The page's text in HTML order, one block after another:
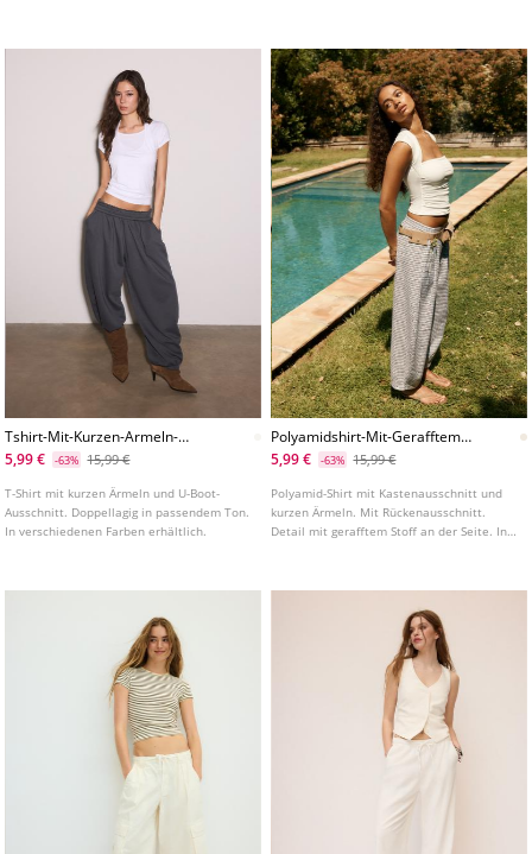
Tshirt-Mit-Kurzen-Armeln-
Und-Doppellagig
5,99 € -63% 15,99 €
T-Shirt mit kurzen Ärmeln und U-Boot-
Ausschnitt. Doppellagig in passendem Ton.
In verschiedenen Farben erhältlich.
Polyamidshirt-Mit-Gerafftem-
Kastenausschnitt
5,99 € -63% 15,99 €
Polyamid-Shirt mit Kastenausschnitt und
kurzen Ärmeln. Mit Rückenausschnitt.
Detail mit gerafftem Stoff an der Seite. In